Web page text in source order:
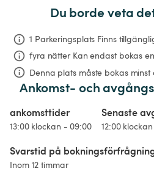
Du borde veta
1 Parkeringsplats Finns
fyra nätter Kan endast bokas
Denna plats måste bokas minst
Ankomst- och
ankomsttider
13:00 klockan - 09:00
Senaste
12:00 klockan
Svarstid på
Inom 12 timmar